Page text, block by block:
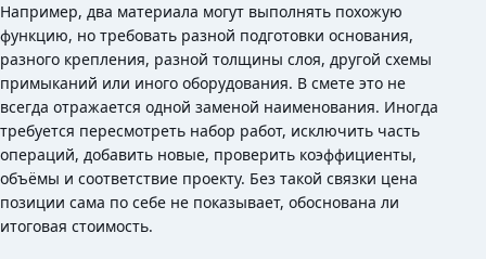
Например, два материала могут выполнять похожую
функцию, но требовать разной подготовки основания,
разного крепления, разной толщины слоя, другой схемы
примыканий или иного оборудования. В смете это не
всегда отражается одной заменой наименования. Иногда
требуется пересмотреть набор работ, исключить часть
операций, добавить новые, проверить коэффициенты,
объёмы и соответствие проекту. Без такой связки цена
позиции сама по себе не показывает, обоснована ли
итоговая стоимость.